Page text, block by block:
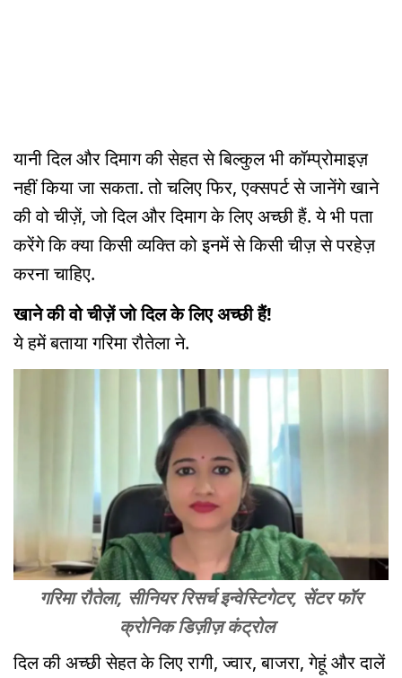
यानी दिल और दिमाग की सेहत से बिल्कुल भी कॉम्प्रोमाइज़
नहीं किया जा सकता. तो चलिए फिर, एक्सपर्ट से जानेंगे खाने
की वो चीज़ें, जो दिल और दिमाग के लिए अच्छी हैं. ये भी पता
करेंगे कि क्या किसी व्यक्ति को इनमें से किसी चीज़ से परहेज़
करना चाहिए.
खाने की वो चीज़ें जो दिल के लिए अच्छी हैं!
ये हमें बताया गरिमा रौतेला ने.
गरिमा रौतेला, सीनियर रिसर्च इन्वेस्टिगेटर, सेंटर फॉर
क्रोनिक डिज़ीज़ कंट्रोल
दिल की अच्छी सेहत के लिए रागी, ज्वार, बाजरा, गेहूं और दालें